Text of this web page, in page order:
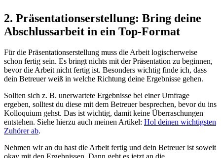
2. Präsentationserstellung: Bring deine
Abschlussarbeit in ein Top-Format
Für die Präsentationserstellung muss die Arbeit logischerweise
schon fertig sein. Es bringt nichts mit der Präsentation zu beginnen,
bevor die Arbeit nicht fertig ist. Besonders wichtig finde ich, dass
dein Betreuer weiß in welche Richtung deine Ergebnisse gehen.
Sollten sich z. B. unerwartete Ergebnisse bei einer Umfrage
ergeben, solltest du diese mit dem Betreuer besprechen, bevor du ins
Kolloquium gehst. Das ist wichtig, damit keine Überraschungen
entstehen. Siehe hierzu auch meinen Artikel: Hol deinen wichtigsten
Zuhörer ab.
Nehmen wir an du hast die Arbeit fertig und dein Betreuer ist soweit
okay mit den Ergebnissen. Dann geht es jetzt an die